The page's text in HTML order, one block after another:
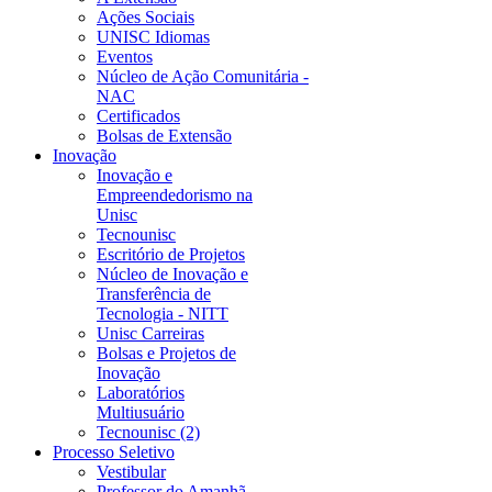
Ações Sociais
UNISC Idiomas
Eventos
Núcleo de Ação Comunitária -
NAC
Certificados
Bolsas de Extensão
Inovação
Inovação e
Empreendedorismo na
Unisc
Tecnounisc
Escritório de Projetos
Núcleo de Inovação e
Transferência de
Tecnologia - NITT
Unisc Carreiras
Bolsas e Projetos de
Inovação
Laboratórios
Multiusuário
Tecnounisc (2)
Processo Seletivo
Vestibular